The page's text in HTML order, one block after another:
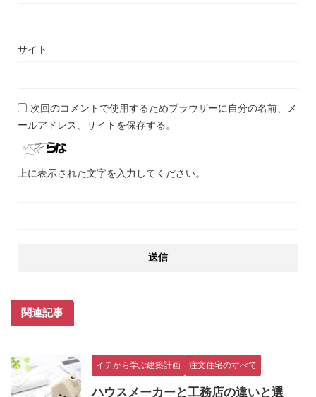
サイト
次回のコメントで使用するためブラウザーに自分の名前、メ
ールアドレス、サイトを保存する。
上に表示された文字を入力してください。
関連記事
イチから学ぶ建築計画 注文住宅のすべて
ハウスメーカーと工務店の違いと選